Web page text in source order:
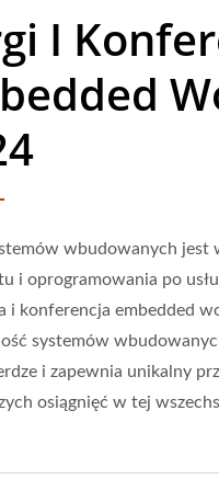
I
wbudowanych jest
i oprogramowania po
i konferencja embedded
systemów
i zapewnia unikalny
osiągnięć w tej